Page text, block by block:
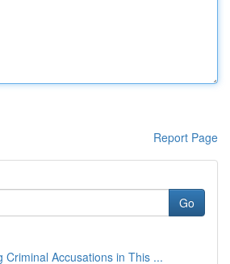
Report Page
Go
Criminal Accusations in This ...